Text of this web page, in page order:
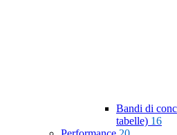
Bandi di
tabelle) 16